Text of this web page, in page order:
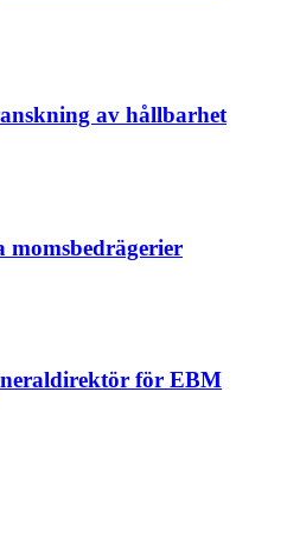
av hållbarhet
momsbedrägerier
för EBM